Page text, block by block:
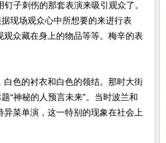
子刺伤的那套表演来吸引观众了。
现场观众心中所想要的来进行表
众藏在身上的物品等等。梅辛的表
色的衬衣和白色的领结。那时大街
“神秘的人预言未来”。当时波兰和
菜单演，这一特别的现象在社会上